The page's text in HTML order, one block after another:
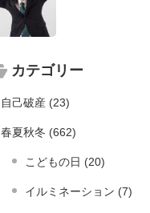
カテゴリー
自己破産 (23)
春夏秋冬 (662)
こどもの日 (20)
イルミネーション (7)